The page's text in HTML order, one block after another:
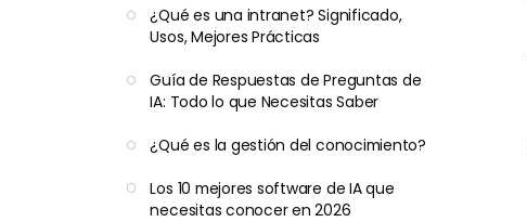
¿Qué es una intranet? Significado,
Usos, Mejores Prácticas
Guía de Respuestas de Preguntas de
IA: Todo lo que Necesitas Saber
¿Qué es la gestión del conocimiento?
Los 10 mejores software de IA que
necesitas conocer en 2026